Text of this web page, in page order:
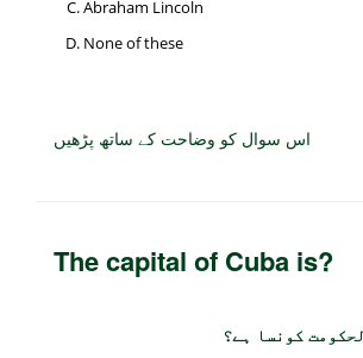
Abraham Lincoln
None of these
اس سوال کو وضاحت کے ساتھ پڑھیں
The capital of Cuba is?
کونسا ہے؟